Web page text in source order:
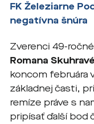
FK Železiarne
negatívna šnúra
Zverenci 49-
Romana
koncom februára
základnej časti,
remíze práve s
pripísať ďalší bod